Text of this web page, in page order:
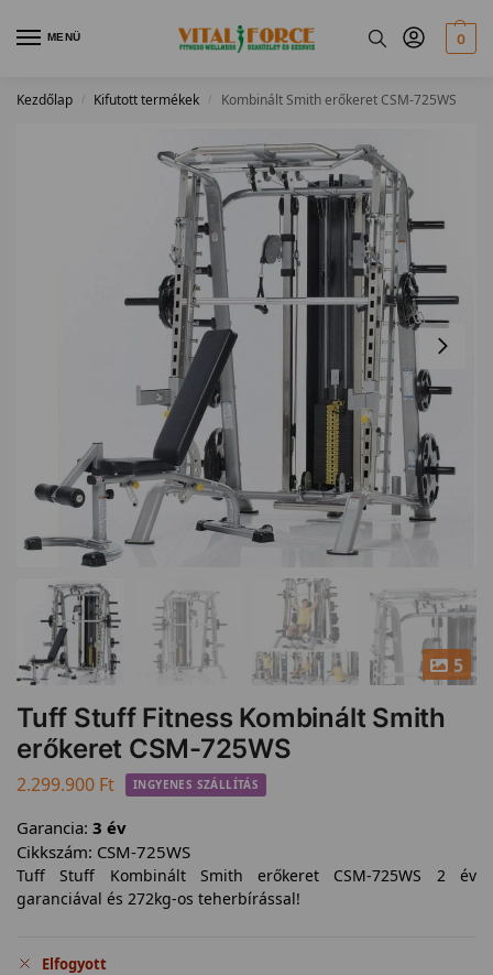
MENÜ 0
Kezdőlap / Kifutott termékek / Kombinált Smith erőkeret CSM-725WS
5
Tuff Stuff Fitness Kombinált Smith
erőkeret CSM-725WS
2.299.900 Ft INGYENES SZÁLLÍTÁS
Garancia: 3 év
Cikkszám: CSM-725WS
Tuff Stuff Kombinált Smith erőkeret CSM-725WS 2 év
garanciával és 272kg-os teherbírással!
Elfogyott